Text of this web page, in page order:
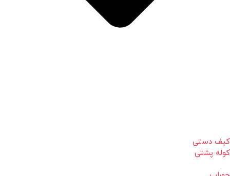
کیف دستی
کوله پشتی